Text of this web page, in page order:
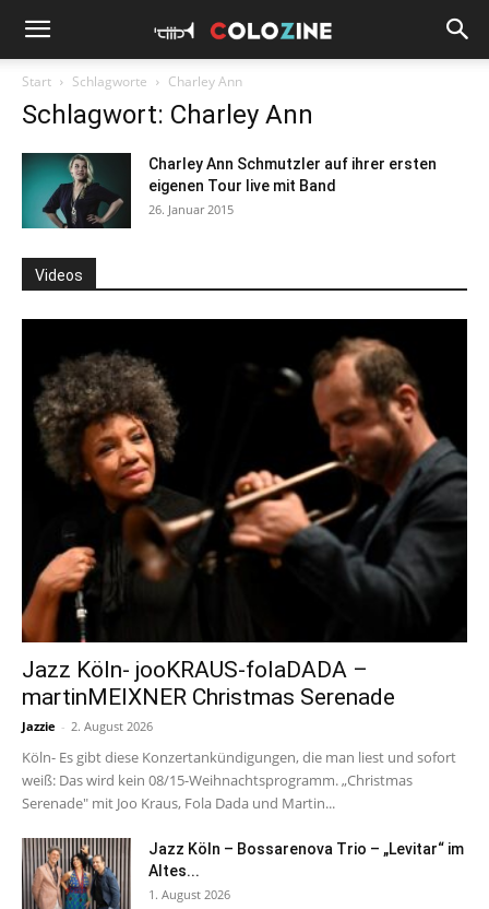
Start Schlagworte Charley Ann
Schlagwort: Charley Ann
Charley Ann Schmutzler auf ihrer ersten
eigenen Tour live mit Band
26. Januar 2015
Videos
Jazz Köln- jooKRAUS-folaDADA –
martinMEIXNER Christmas Serenade
Jazzie - 2. August 2026
Köln- Es gibt diese Konzertankündigungen, die man liest und sofort
weiß: Das wird kein 08/15-Weihnachtsprogramm. „Christmas
Serenade" mit Joo Kraus, Fola Dada und Martin...
Jazz Köln – Bossarenova Trio – „Levitar“ im
Altes...
1. August 2026